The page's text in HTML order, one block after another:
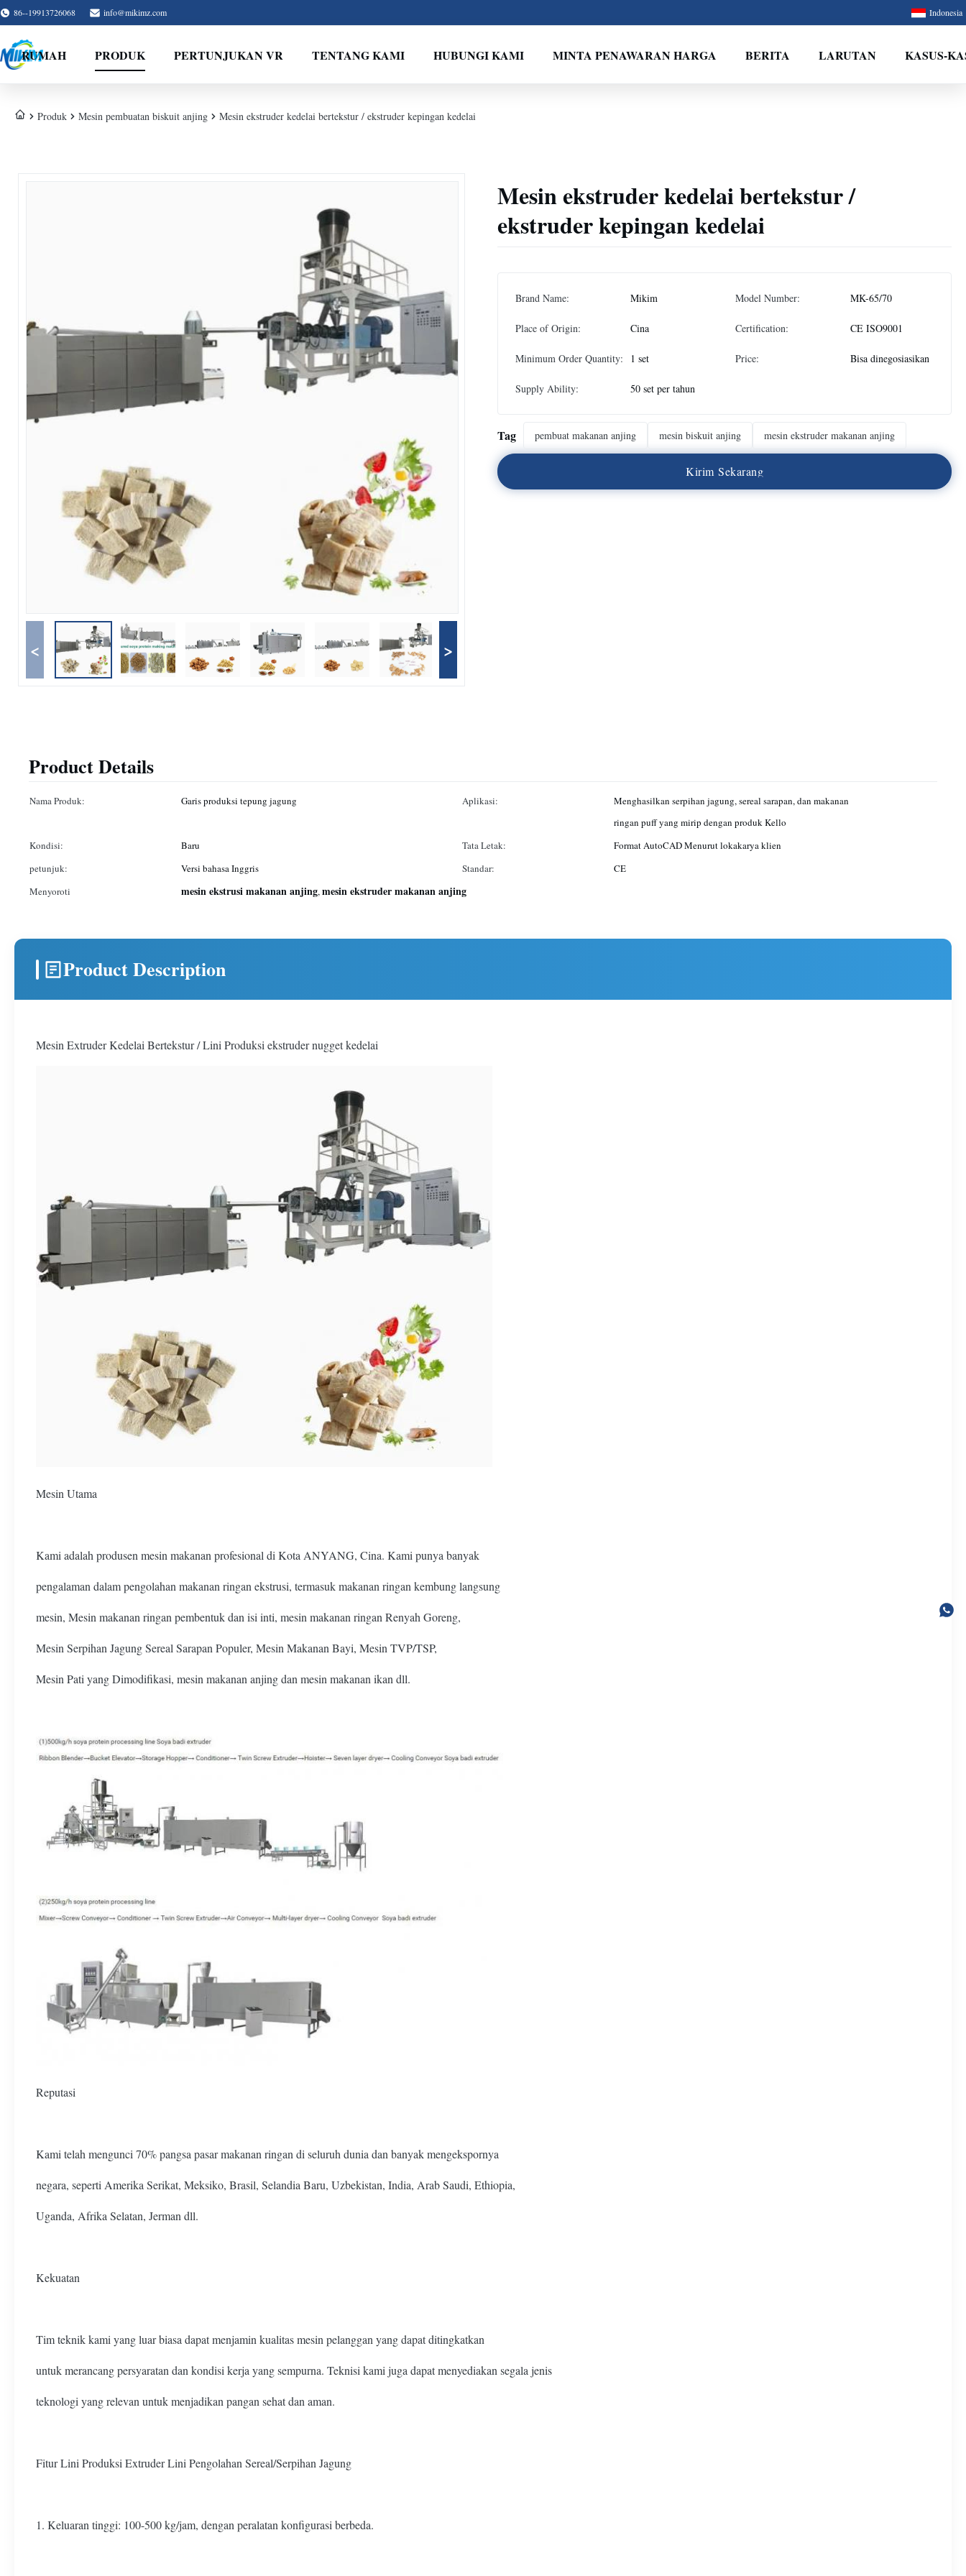
86--19913726068 info@mikimz.com Indonesia
RUMAH PRODUK PERTUNJUKAN VR TENTANG KAMI HUBUNGI KAMI MINTA PENAWARAN HARGA BERITA LARUTAN KASUS-
Produk Mesin pembuatan biskuit anjing Mesin ekstruder kedelai bertekstur / ekstruder kepingan kedelai
< >
Mesin ekstruder kedelai bertekstur /
ekstruder kepingan kedelai
Brand Name: Mikim Model Number: MK-65/70
Place of Origin: Cina Certification: CE ISO9001
Minimum Order Quantity: 1 set Price: Bisa dinegosiasikan
Supply Ability: 50 set per tahun
Tag pembuat makanan anjing mesin biskuit anjing mesin ekstruder makanan anjing
Kirim Sekarang
Product Details
Nama Produk: Garis produksi tepung jagung Aplikasi:
Menghasilkan serpihan jagung, sereal sarapan, dan makanan
ringan puff yang mirip dengan produk Kello
Kondisi:
Baru Tata Letak:
Format AutoCAD Menurut lokakarya klien
petunjuk:
Versi bahasa Inggris Standar:
CE
Menyoroti
mesin ekstrusi makanan anjing,mesin ekstruder makanan anjing
Product Description
Mesin Extruder Kedelai Bertekstur / Lini Produksi ekstruder nugget kedelai
Mesin Utama
Kami adalah produsen mesin makanan profesional di Kota ANYANG, Cina. Kami punya banyak
pengalaman dalam pengolahan makanan ringan ekstrusi, termasuk makanan ringan kembung langsung
mesin, Mesin makanan ringan pembentuk dan isi inti, mesin makanan ringan Renyah Goreng,
Mesin Serpihan Jagung Sereal Sarapan Populer, Mesin Makanan Bayi, Mesin TVP/TSP,
Mesin Pati yang Dimodifikasi, mesin makanan anjing dan mesin makanan ikan dll.
Reputasi
Kami telah mengunci 70% pangsa pasar makanan ringan di seluruh dunia dan banyak mengekspornya
negara, seperti Amerika Serikat, Meksiko, Brasil, Selandia Baru, Uzbekistan, India, Arab Saudi, Ethiopia,
Uganda, Afrika Selatan, Jerman dll.
Kekuatan
Tim teknik kami yang luar biasa dapat menjamin kualitas mesin pelanggan yang dapat ditingkatkan
untuk merancang persyaratan dan kondisi kerja yang sempurna. Teknisi kami juga dapat menyediakan segala jenis
teknologi yang relevan untuk menjadikan pangan sehat dan aman.
Fitur Lini Produksi Extruder Lini Pengolahan Sereal/Serpihan Jagung
1. Keluaran tinggi: 100-500 kg/jam, dengan peralatan konfigurasi berbeda.